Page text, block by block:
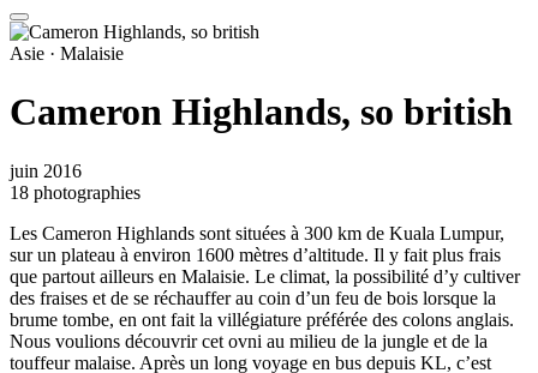
Asie · Malaisie
Cameron Highlands, so british
juin 2016
18 photographies
Les Cameron Highlands sont situées à 300 km de Kuala Lumpur,
sur un plateau à environ 1600 mètres d’altitude. Il y fait plus frais
que partout ailleurs en Malaisie. Le climat, la possibilité d’y cultiver
des fraises et de se réchauffer au coin d’un feu de bois lorsque la
brume tombe, en ont fait la villégiature préférée des colons anglais.
Nous voulions découvrir cet ovni au milieu de la jungle et de la
touffeur malaise. Après un long voyage en bus depuis KL, c’est